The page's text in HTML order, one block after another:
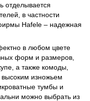
отделывается
в частности
Hafele – надежная
в любом цвете
форм и размеров,
а также комоды,
высоким изножьем
тумбы и
можно выбрать из